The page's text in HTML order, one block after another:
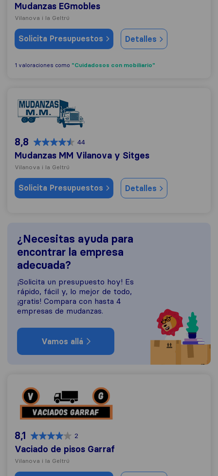
Mudanzas EGmobles
Vilanova i la Geltrú
Solicita Presupuestos Detalles
1 valoraciones como "Cuidadosos con mobiliario"
Mudanzas MM Vilanova y Sitges
8,8 44
Mudanzas MM Vilanova y Sitges
Vilanova i la Geltrú
Solicita Presupuestos Detalles
¿Necesitas ayuda para
encontrar la empresa
adecuada?
¡Solicita un presupuesto hoy! Es
rápido, fácil y, lo mejor de todo,
¡gratis! Compara con hasta 4
empresas de mudanzas.
Vamos allá
Vaciado de pisos Garraf
8,1 2
Vaciado de pisos Garraf
Vilanova i la Geltrú